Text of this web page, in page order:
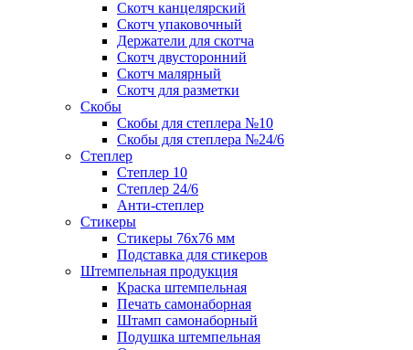
Скотч канцелярский
Скотч упаковочный
Держатели для скотча
Скотч двусторонний
Скотч малярный
Скотч для разметки
Скобы
Скобы для степлера №10
Скобы для степлера №24/6
Степлер
Степлер 10
Степлер 24/6
Анти-степлер
Стикеры
Стикеры 76x76 мм
Подставка для стикеров
Штемпельная продукция
Краска штемпельная
Печать самонаборная
Штамп самонаборный
Подушка штемпельная